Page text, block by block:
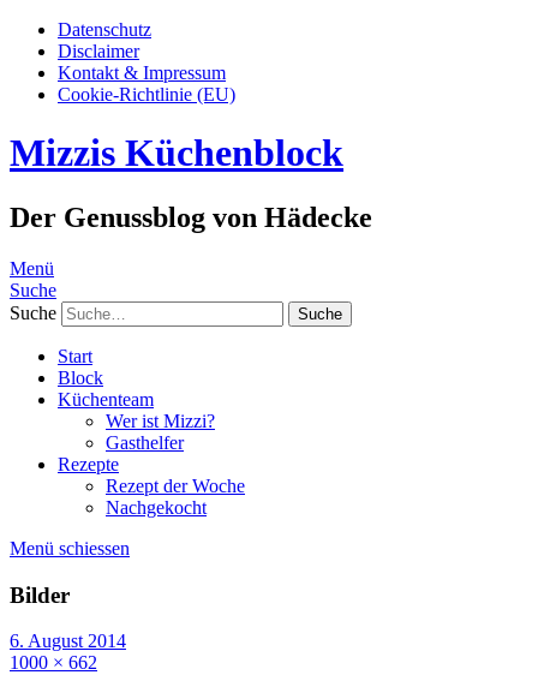
Datenschutz
Disclaimer
Kontakt & Impressum
Cookie-Richtlinie (EU)
Mizzis Küchenblock
Der Genussblog von Hädecke
Menü
Suche
Suche
Start
Block
Küchenteam
Wer ist Mizzi?
Gasthelfer
Rezepte
Rezept der Woche
Nachgekocht
Menü schiessen
Bilder
6. August 2014
1000 × 662